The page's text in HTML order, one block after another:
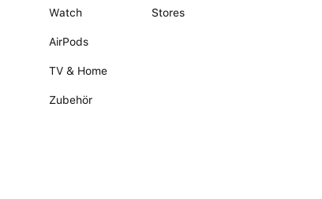
Watch
AirPods
TV & Home
Zubehör
Stores